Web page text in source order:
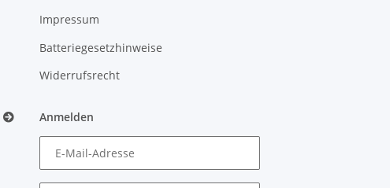
Impressum
Batteriegesetzhinweise
Widerrufsrecht
Anmelden
E-Mail-Adresse